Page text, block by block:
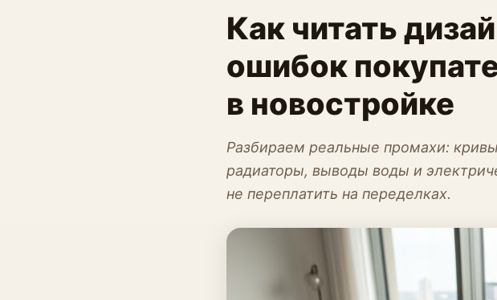
Как читать
ошибок
в новостройке
Разбираем реальные промахи:
радиаторы, выводы воды и
не переплатить на переделках.